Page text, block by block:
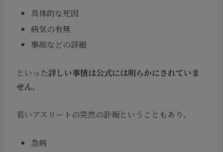
具体的な死因
病気の有無
事故などの詳細
といった詳しい事情は公式には明らかにされていま
せん。
若いアスリートの突然の訃報ということもあり、
急病